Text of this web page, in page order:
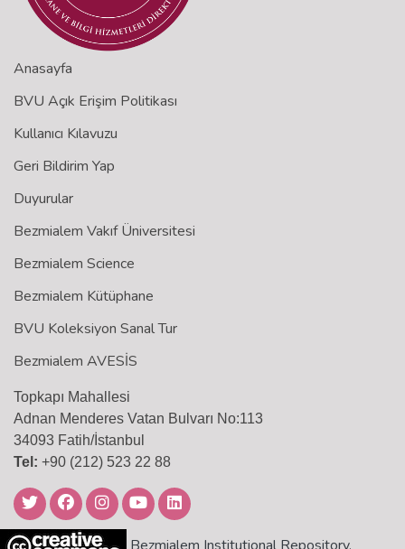
Anasayfa
BVU Açık Erişim Politikası
Kullanıcı Kılavuzu
Geri Bildirim Yap
Duyurular
Bezmialem Vakıf Üniversitesi
Bezmialem Science
Bezmialem Kütüphane
BVU Koleksiyon Sanal Tur
Bezmialem AVESİS
Topkapı Mahallesi
Adnan Menderes Vatan Bulvarı No:113
34093 Fatih/İstanbul
Tel: +90 (212) 523 22 88